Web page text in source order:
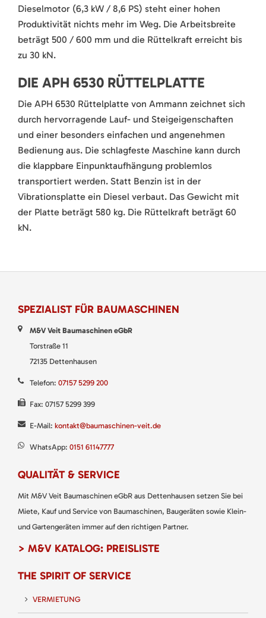
Dieselmotor (6,3 kW / 8,6 PS) steht einer hohen
Produktivität nichts mehr im Weg. Die Arbeitsbreite
beträgt 500 / 600 mm und die Rüttelkraft erreicht bis
zu 30 kN.
DIE APH 6530 RÜTTELPLATTE
Die APH 6530 Rüttelplatte von Ammann zeichnet sich
durch hervorragende Lauf- und Steigeigenschaften
und einer besonders einfachen und angenehmen
Bedienung aus. Die schlagfeste Maschine kann durch
die klappbare Einpunktaufhängung problemlos
transportiert werden. Statt Benzin ist in der
Vibrationsplatte ein Diesel verbaut. Das Gewicht mit
der Platte beträgt 580 kg. Die Rüttelkraft beträgt 60
kN.
SPEZIALIST FÜR BAUMASCHINEN
M&V Veit Baumaschinen eGbR
Torstraße 11
72135 Dettenhausen
Telefon: 07157 5299 200
Fax: 07157 5299 399
E-Mail: kontakt@baumaschinen-veit.de
WhatsApp: 0151 61147777
QUALITÄT & SERVICE
Mit M&V Veit Baumaschinen eGbR aus Dettenhausen setzen Sie bei
Miete, Kauf und Service von Baumaschinen, Baugeräten sowie Klein-
und Gartengeräten immer auf den richtigen Partner.
> M&V KATALOG: PREISLISTE
THE SPIRIT OF SERVICE
VERMIETUNG